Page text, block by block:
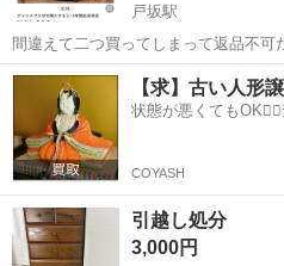
戸坂駅
間違えて二つ買ってしまって返品不可
用未開封です。 本日取りに来てくれ
りで 明日以降は35000でお願いします
広島 広島市 戸坂駅 その他
【求】古い人形
状態が悪くても
COYASH
引越し処分
3,000円